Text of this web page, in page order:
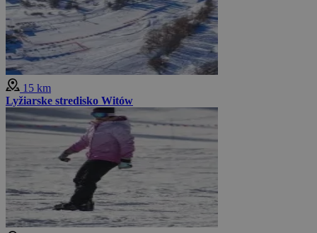
15 km
Lyžiarske stredisko Witów